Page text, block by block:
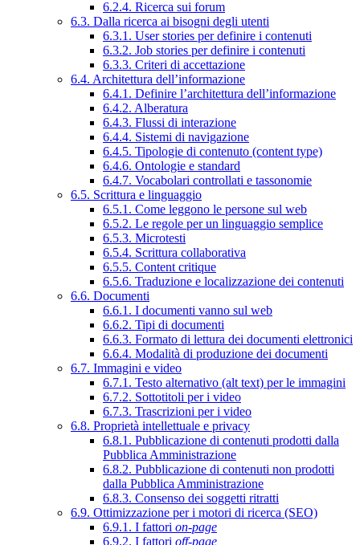
6.2.4. Ricerca sui forum
6.3. Dalla ricerca ai bisogni degli utenti
6.3.1. User stories per definire i contenuti
6.3.2. Job stories per definire i contenuti
6.3.3. Criteri di accettazione
6.4. Architettura dell’informazione
6.4.1. Definire l’architettura dell’informazione
6.4.2. Alberatura
6.4.3. Flussi di interazione
6.4.4. Sistemi di navigazione
6.4.5. Tipologie di contenuto (content type)
6.4.6. Ontologie e standard
6.4.7. Vocabolari controllati e tassonomie
6.5. Scrittura e linguaggio
6.5.1. Come leggono le persone sul web
6.5.2. Le regole per un linguaggio semplice
6.5.3. Microtesti
6.5.4. Scrittura collaborativa
6.5.5. Content critique
6.5.6. Traduzione e localizzazione dei contenuti
6.6. Documenti
6.6.1. I documenti vanno sul web
6.6.2. Tipi di documenti
6.6.3. Formato di lettura dei documenti elettronici
6.6.4. Modalità di produzione dei documenti
6.7. Immagini e video
6.7.1. Testo alternativo (alt text) per le immagini
6.7.2. Sottotitoli per i video
6.7.3. Trascrizioni per i video
6.8. Proprietà intellettuale e privacy
6.8.1. Pubblicazione di contenuti prodotti dalla
Pubblica Amministrazione
6.8.2. Pubblicazione di contenuti non prodotti
dalla Pubblica Amministrazione
6.8.3. Consenso dei soggetti ritratti
6.9. Ottimizzazione per i motori di ricerca (SEO)
6.9.1. I fattori on-page
6.9.2. I fattori off-page